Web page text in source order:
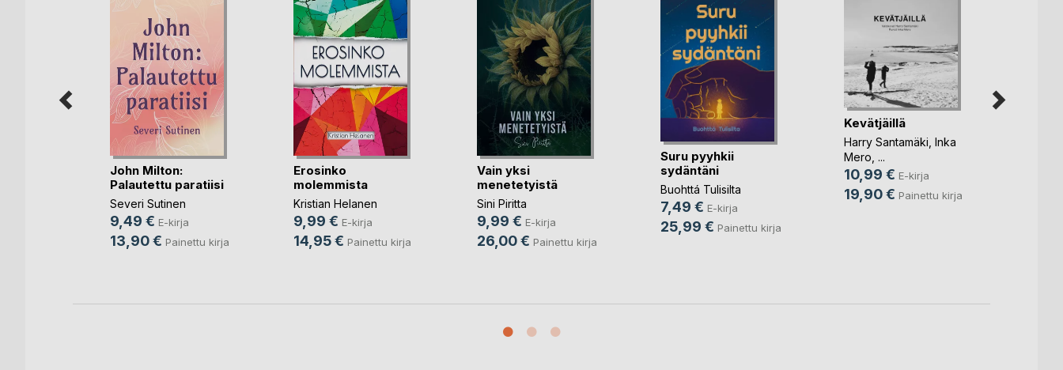
John Milton:
Palautettu paratiisi
Severi Sutinen
9,49 € E-kirja
13,90 € Painettu kirja
Erosinko
molemmista
Kristian Helanen
9,99 € E-kirja
14,95 € Painettu kirja
Vain yksi
menetetyistä
Sini Piritta
9,99 € E-kirja
26,00 € Painettu kirja
Suru pyyhkii
sydäntäni
Buohttá Tulisilta
7,49 € E-kirja
25,99 € Painettu kirja
Kevätjäillä
Harry Santamäki Inka
Mero , ...
10,99 € E-kirja
19,90 € Painettu kirja